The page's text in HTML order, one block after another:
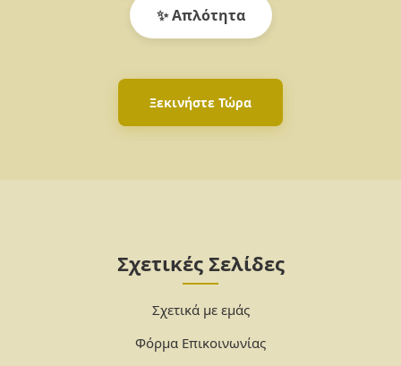
✨ Απλότητα
Ξεκινήστε Τώρα
Σχετικές Σελίδες
Σχετικά με εμάς
Φόρμα Επικοινωνίας